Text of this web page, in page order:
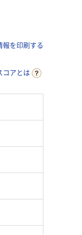
報を印刷する
コアとは